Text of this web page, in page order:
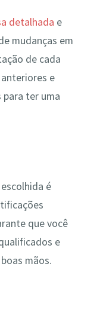
detalhada e
mudanças em
de cada
e
ter uma
é
que você
e
mãos.